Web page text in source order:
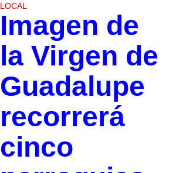
LOCAL
Imagen de
la Virgen de
Guadalupe
recorrerá
cinco